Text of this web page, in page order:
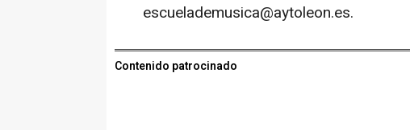
escuelademusica@aytoleon.es.
Contenido patrocinado